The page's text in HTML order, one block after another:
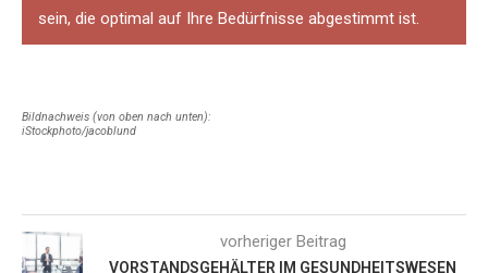
sein, die optimal auf Ihre Bedürfnisse abgestimmt ist.
Bildnachweis (von oben nach unten):
iStockphoto/jacoblund
vorheriger Beitrag
VORSTANDSGEHÄLTER IM GESUNDHEITSWESEN